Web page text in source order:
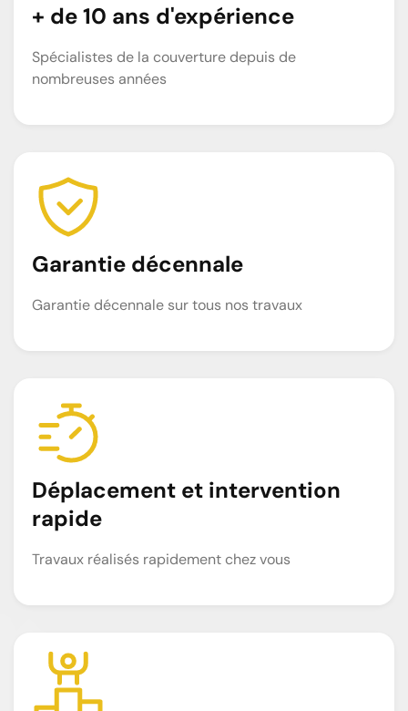
+ de 10 ans d'expérience
Spécialistes de la couverture depuis de
nombreuses années
Garantie décennale
Garantie décennale sur tous nos travaux
Déplacement et intervention
rapide
Travaux réalisés rapidement chez vous